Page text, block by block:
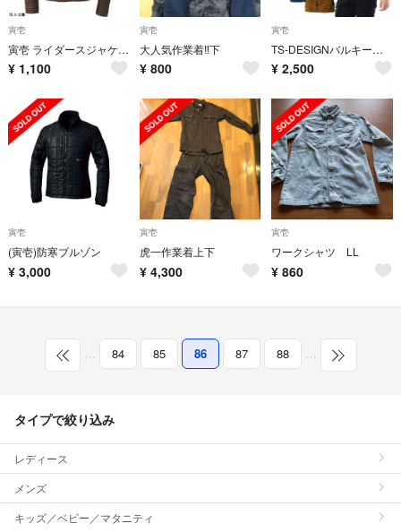
寅壱
寅壱 ライダースジャケット
¥ 1,100
寅壱
大人気作業着‼️下
¥ 800
寅壱
TS-DESIGNバルキーフリースベスト TSデザイン 5238 サイズＬＬ
¥ 2,500
寅壱
(寅壱)防寒ブルゾン
¥ 3,000
寅壱
虎一作業着上下
¥ 4,300
寅壱
ワークシャツ LL
¥ 860
… 84 85 86 87 88 …
タイプで絞り込み
レディース
メンズ
キッズ／ベビー／マタニティ